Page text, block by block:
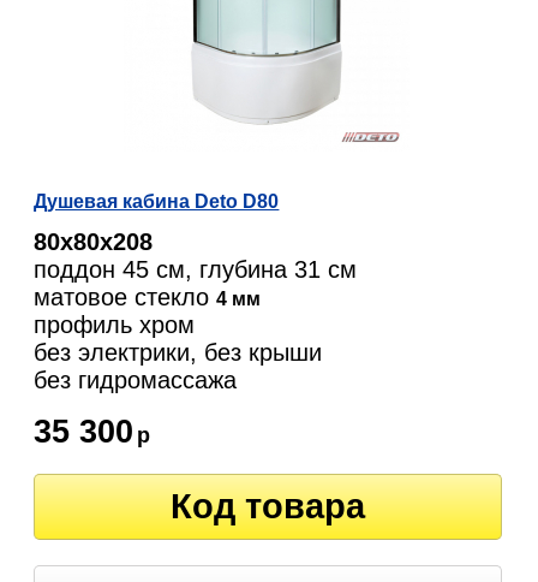
Душевая кабина Deto D80
80х80х208
поддон 45 см, глубина 31 см
матовое стекло4 мм
профиль хром
без электрики, без крыши
без гидромассажа
35 300 р
Код товара